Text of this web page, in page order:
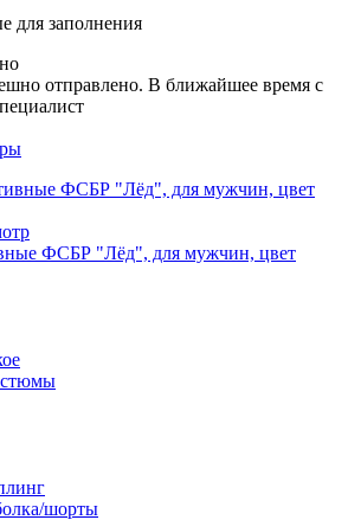
для заполнения
отправлено. В ближайшее время с
ФСБР "Лёд", для мужчин, цвет
шорты